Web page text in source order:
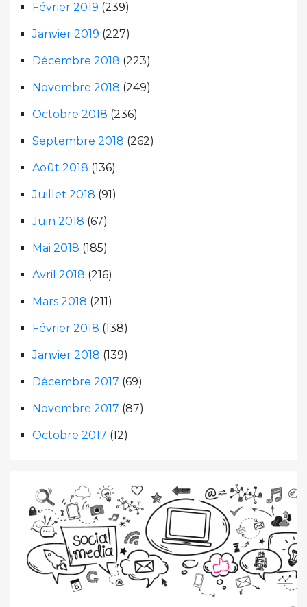
Février 2019 (239)
Janvier 2019 (227)
Décembre 2018 (223)
Novembre 2018 (249)
Octobre 2018 (236)
Septembre 2018 (262)
Août 2018 (136)
Juillet 2018 (91)
Juin 2018 (67)
Mai 2018 (185)
Avril 2018 (216)
Mars 2018 (211)
Février 2018 (138)
Janvier 2018 (139)
Décembre 2017 (69)
Novembre 2017 (87)
Octobre 2017 (12)